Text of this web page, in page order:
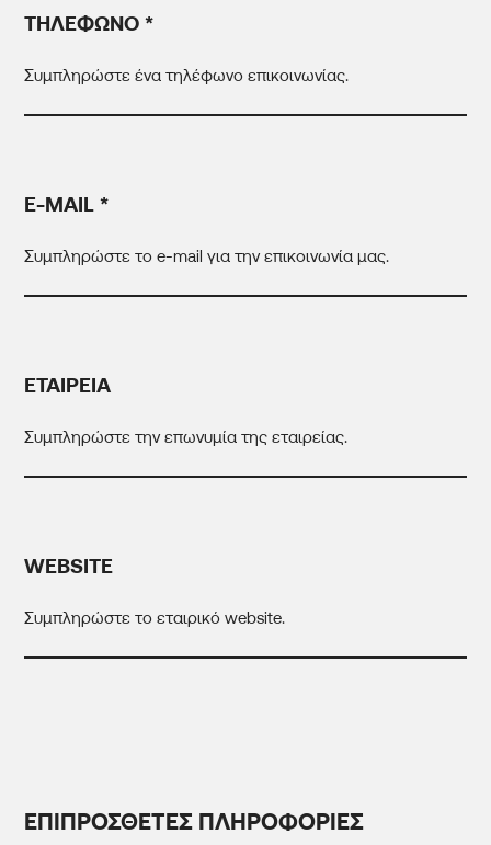
ΤΗΛΕΦΩΝΟ *
E-MAIL *
ΕΤΑΙΡΕΙΑ
WEBSITE
ΕΠΙΠΡΟΣΘΕΤΕΣ ΠΛΗΡΟΦΟΡΙΕΣ